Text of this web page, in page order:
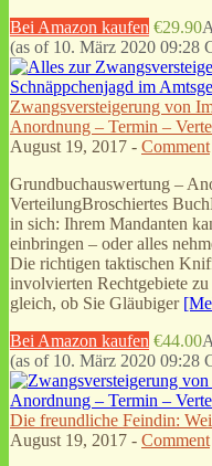
Bei Amazon kaufen €29.90
(as of 10. März 2020 09:28
Zwangsversteigerung von
Anordnung – Termin –
August 19, 2017 - Comment
Grundbuchauswertung –
VerteilungBroschiertes
in sich: Ihrem Mandanten
einbringen – oder alles
Die richtigen taktischen
involvierten Rechtgebiete
gleich, ob Sie Gläubiger
Bei Amazon kaufen €44.00
(as of 10. März 2020 09:28
Die freundliche Feindin:
August 19, 2017 - Comment